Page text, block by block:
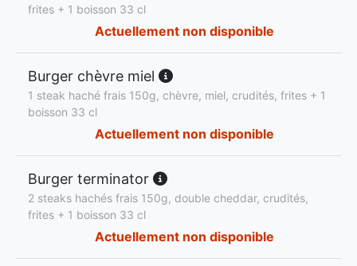
frites + 1 boisson 33 cl
Actuellement non disponible
Burger chèvre miel
1 steak haché frais 150g, chèvre, miel, crudités, frites + 1
boisson 33 cl
Actuellement non disponible
Burger terminator
2 steaks hachés frais 150g, double cheddar, crudités,
frites + 1 boisson 33 cl
Actuellement non disponible